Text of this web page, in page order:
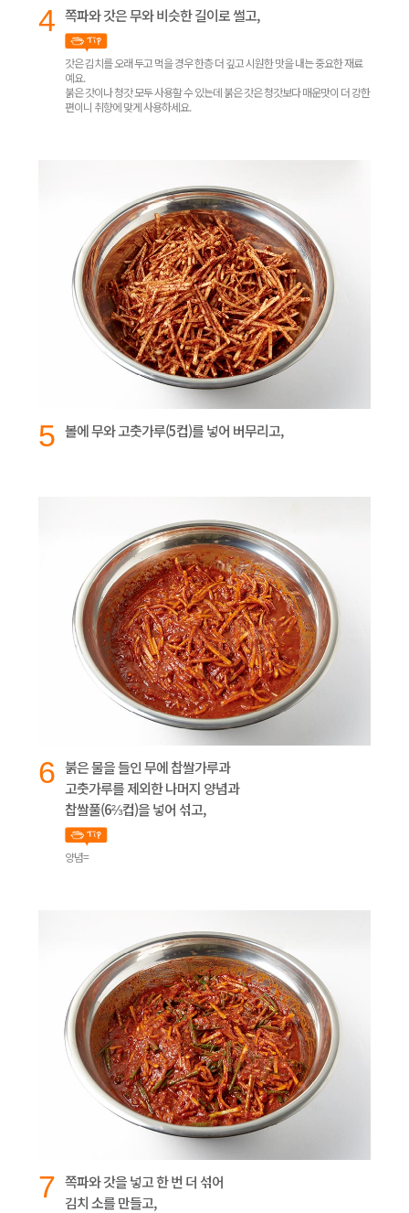
4 쪽파와 갓은 무와 비슷한 길이로 썰고,
갓은 김치를 오래 두고 먹을 경우 한층 더 깊고 시원한 맛을 내는 중요한 재료
예요.
붉은 갓이나 청갓 모두 사용할 수 있는데 붉은 갓은 청갓보다 매운맛이 더 강한
편이니 취향에 맞게 사용하세요.
5 볼에 무와 고춧가루(5컵)를 넣어 버무리고,
6 붉은 물을 들인 무에 찹쌀가루과
고춧가루를 제외한 나머지 양념과
찹쌀풀(6⅔컵)을 넣어 섞고,
양념=
7 쪽파와 갓을 넣고 한 번 더 섞어
김치 소를 만들고,